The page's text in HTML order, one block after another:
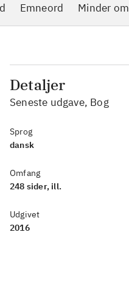
Emneord Minder om
Detaljer
Seneste udgave, Bog
Sprog
dansk
Omfang
248 sider, ill.
Udgivet
2016